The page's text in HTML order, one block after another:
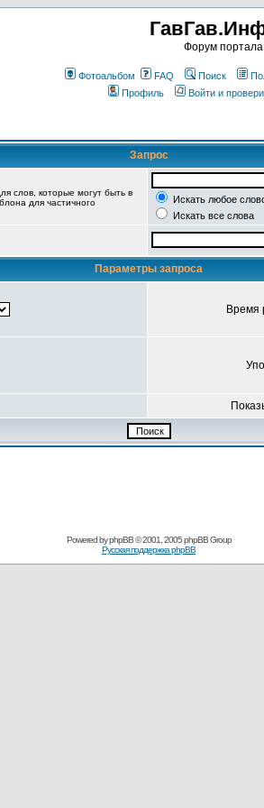
Форум
Фотоальбом FAQ Поиск
Профиль
Войти и
Запрос
слов, которые могут быть в
для частичного
Искать любое
Искать все слова
Параметры запроса
Время
Powered byphpBB© 2001, 2005 phpBB Group
Русская поддержка phpBB